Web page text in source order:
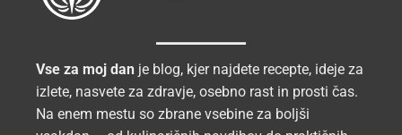
Vse za moj dan je blog, kjer najdete recepte, ideje za
izlete, nasvete za zdravje, osebno rast in prosti čas.
Na enem mestu so zbrane vsebine za boljši